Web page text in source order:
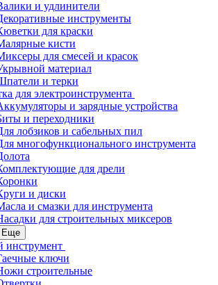
и удлинители
инструменты
для краски
кисти
для смесей и красок
материал
и терки
для электроинструмента
и зарядные устройства
и переходники
лобзиков и сабельных пил
многофункционального инструмента
для дрели
и диски
и смазки для инструмента
для строительных миксеров
Еще
инструмент
ключи
строительные